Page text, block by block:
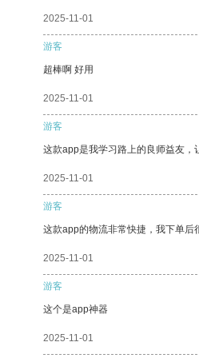
2025-11-01
游客
超棒啊 好用
2025-11-01
游客
这款app是我学习路上的良师益友，
2025-11-01
游客
这款app的物流非常快捷，我下单后
2025-11-01
游客
这个是app神器
2025-11-01